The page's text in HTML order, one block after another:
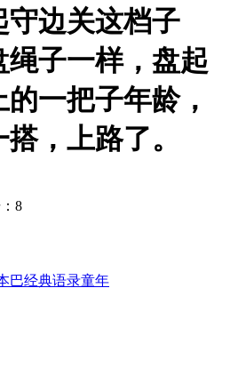
守边关这档子
子一样，盘起
一把子年龄，
，上路了。
8
巴经典语录童年